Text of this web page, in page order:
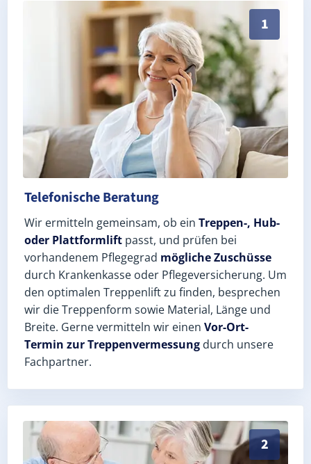
1
Persönliche Treppenlift-Beratung in Bad Kleinen
Telefonische Beratung
Wir ermitteln gemeinsam, ob ein Treppen-, Hub-
oder Plattformlift passt, und prüfen bei
vorhandenem Pflegegrad mögliche Zuschüsse
durch Krankenkasse oder Pflegeversicherung. Um
den optimalen Treppenlift zu finden, besprechen
wir die Treppenform sowie Material, Länge und
Breite. Gerne vermitteln wir einen Vor-Ort-
Termin zur Treppenvermessung durch unsere
Fachpartner.
2
Exaktes Aufmaß in Bad Kleinen (Landkreis